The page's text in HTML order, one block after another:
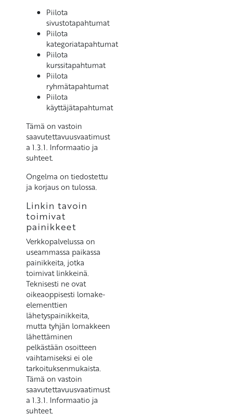
Piilota
sivustotapahtumat
Piilota
kategoriatapahtumat
Piilota
kurssitapahtumat
Piilota
ryhmätapahtumat
Piilota
käyttäjätapahtumat
Tämä on vastoin
saavutettavuusvaatimust
a 1.3.1. Informaatio ja
suhteet.
Ongelma on tiedostettu
ja korjaus on tulossa.
Linkin tavoin
toimivat
painikkeet
Verkkopalvelussa on
useammassa paikassa
painikkeita, jotka
toimivat linkkeinä.
Teknisesti ne ovat
oikeaoppisesti lomake-
elementtien
lähetyspainikkeita,
mutta tyhjän lomakkeen
lähettäminen
pelkästään osoitteen
vaihtamiseksi ei ole
tarkoituksenmukaista.
Tämä on vastoin
saavutettavuusvaatimust
a 1.3.1. Informaatio ja
suhteet.